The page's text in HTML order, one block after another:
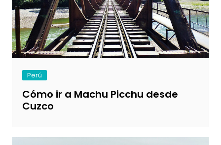
Perú
Cómo ir a Machu Picchu desde
Cuzco